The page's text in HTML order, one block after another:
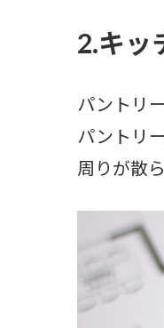
2.キッ
パントリ
パントリ
周りが散